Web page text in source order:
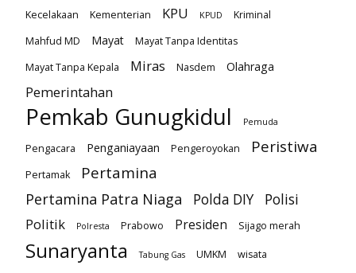
Kecelakaan
Kementerian KPU KPUD
Kriminal
Mahfud MD
Mayat
Mayat Tanpa Identitas
Mayat Tanpa Kepala
Miras Nasdem Olahraga
Pemerintahan
Pemkab Gunugkidul Pemuda
Pengacara Penganiayaan Pengeroyokan Peristiwa
Pertamak Pertamina
Pertamina Patra Niaga Polda DIY
Polisi
Politik
Polresta Prabowo Presiden Sijago merah
Sunaryanta Tabung Gas UMKM wisata